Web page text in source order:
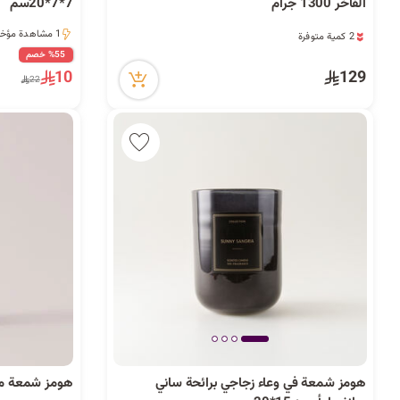
2 كمية متوفرة
2 كمية متوفرة
3 مشاهدة مؤخراً
129
1 مشاهدة مؤخراً
1 مشاهدة مؤخراً
%55 خصم
10
22
هومز شمعة في وعاء زجاجي برائحة ساني
هومز شمعة من